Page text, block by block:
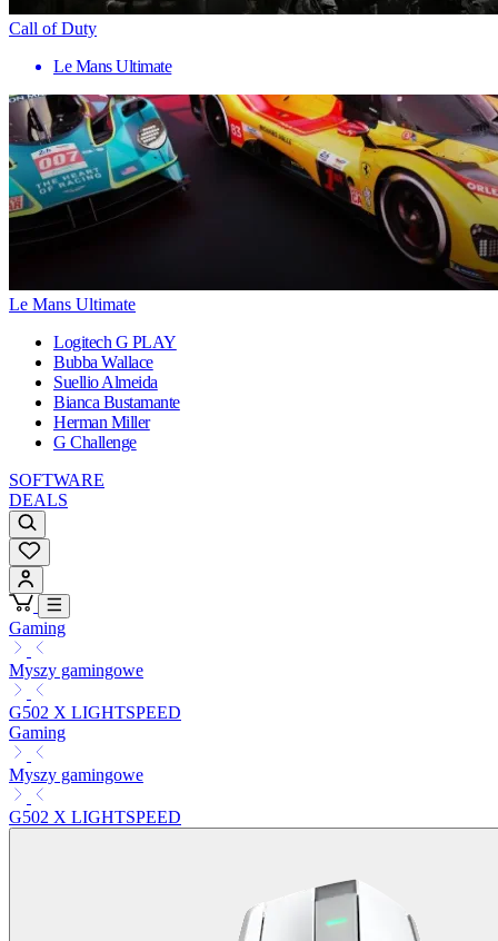
Call of Duty
Le Mans Ultimate
Le Mans Ultimate
Logitech G PLAY
Bubba Wallace
Suellio Almeida
Bianca Bustamante
Herman Miller
G Challenge
SOFTWARE
DEALS
Gaming
Myszy gamingowe
G502 X LIGHTSPEED
Gaming
Myszy gamingowe
G502 X LIGHTSPEED